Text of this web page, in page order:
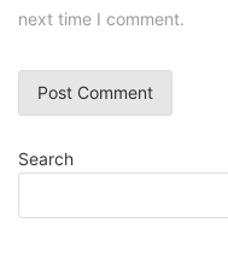
next time I comment.
Search